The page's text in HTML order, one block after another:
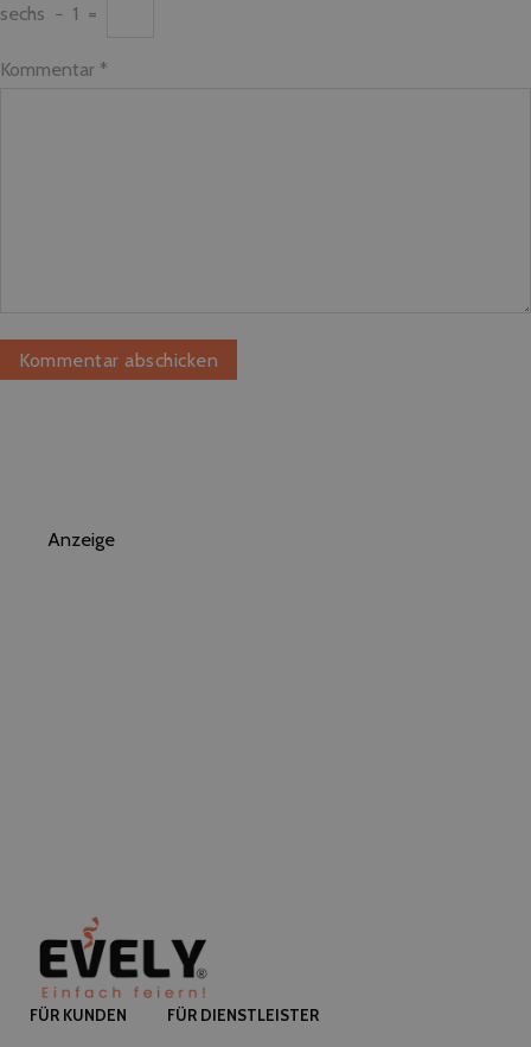
sechs − 1 =
Kommentar *
Anzeige
FÜR KUNDEN FÜR DIENSTLEISTER